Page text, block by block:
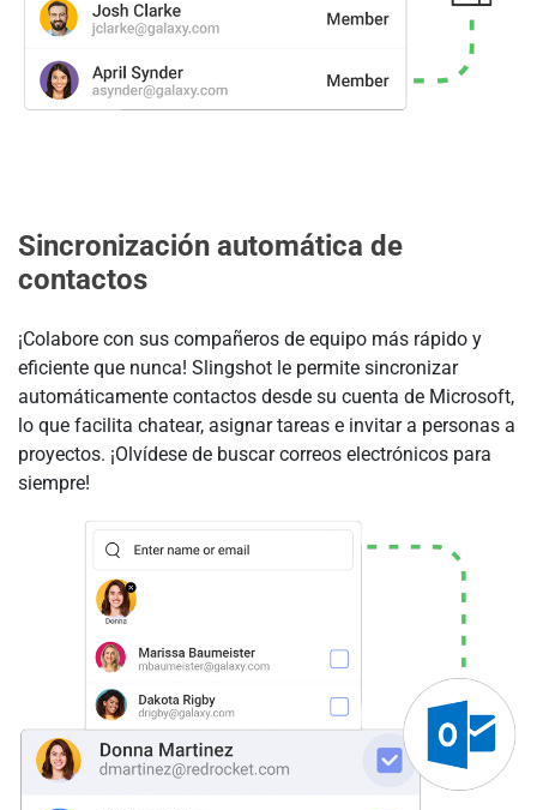
Sincronización automática de
contactos
¡Colabore con sus compañeros de equipo más rápido y
eficiente que nunca! Slingshot le permite sincronizar
automáticamente contactos desde su cuenta de Microsoft,
lo que facilita chatear, asignar tareas e invitar a personas a
proyectos. ¡Olvídese de buscar correos electrónicos para
siempre!